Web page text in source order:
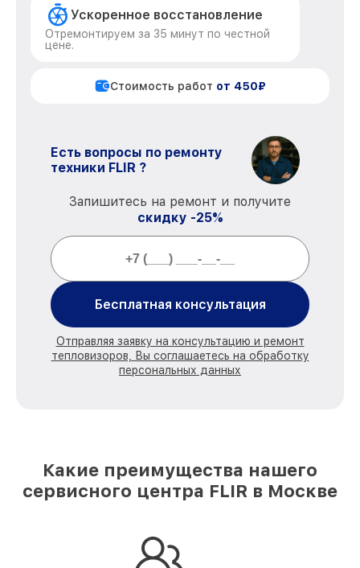
Ускоренное восстановление
Отремонтируем за 35 минут по честной
цене.
Стоимость работ от 450₽
Есть вопросы по ремонту
техники FLIR ?
Запишитесь на ремонт и получите
скидку -25%
Бесплатная консультация
Отправляя заявку на консультацию и ремонт
тепловизоров, Вы соглашаетесь на обработку
персональных данных
Какие преимущества нашего
сервисного центра FLIR в Москве